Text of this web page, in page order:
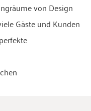
von Design
Gäste und Kunden